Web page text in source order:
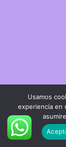
Usamos
experiencia en